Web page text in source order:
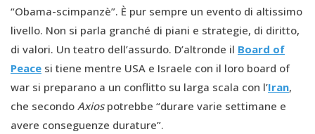
“Obama-scimpanzè”. È pur sempre un evento di altissimo
livello. Non si parla granché di piani e strategie, di diritto,
di valori. Un teatro dell’assurdo. D’altronde il Board of
Peace si tiene mentre USA e Israele con il loro board of
war si preparano a un conflitto su larga scala con l’Iran,
che secondo Axiospotrebbe “durare varie settimane e
avere conseguenze durature”.